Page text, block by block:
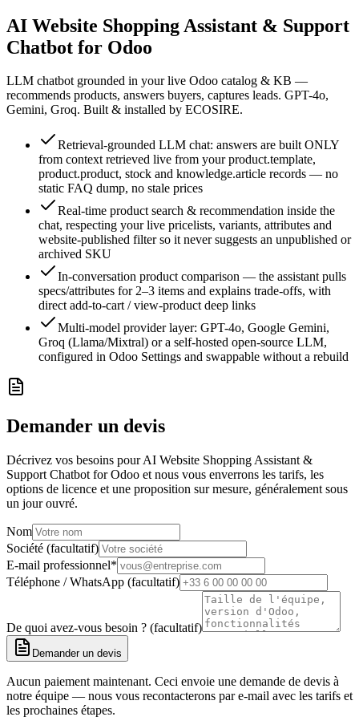
AI Website Shopping Assistant & Support
Chatbot for Odoo
LLM chatbot grounded in your live Odoo catalog & KB —
recommends products, answers buyers, captures leads. GPT-4o,
Gemini, Groq. Built & installed by ECOSIRE.
Retrieval-grounded LLM chat: answers are built ONLY
from context retrieved live from your product.template,
product.product, stock and knowledge.article records — no
static FAQ dump, no stale prices
Real-time product search & recommendation inside the
chat, respecting your live pricelists, variants, attributes and
website-published filter so it never suggests an unpublished or
archived SKU
In-conversation product comparison — the assistant pulls
specs/attributes for 2–3 items and explains trade-offs, with
direct add-to-cart / view-product deep links
Multi-model provider layer: GPT-4o, Google Gemini,
Groq (Llama/Mixtral) or a self-hosted open-source LLM,
configured in Odoo Settings and swappable without a rebuild
Demander un devis
Décrivez vos besoins pour AI Website Shopping Assistant &
Support Chatbot for Odoo et nous vous enverrons les tarifs, les
options de licence et une proposition sur mesure, généralement sous
un jour ouvré.
Nom
Société (facultatif)
E-mail professionnel*
Téléphone / WhatsApp (facultatif)
De quoi avez-vous besoin ? (facultatif)
Demander un devis
Aucun paiement maintenant. Ceci envoie une demande de devis à
notre équipe — nous vous recontacterons par e-mail avec les tarifs et
les prochaines étapes.